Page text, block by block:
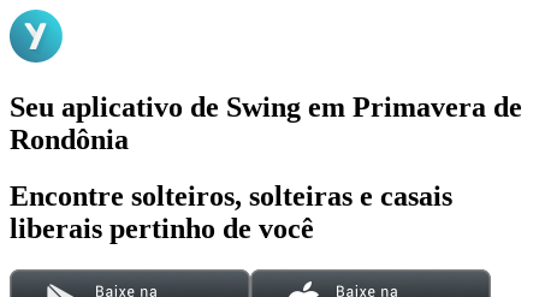
Seu aplicativo de Swing em Primavera de
Rondônia
Encontre solteiros, solteiras e casais
liberais pertinho de você